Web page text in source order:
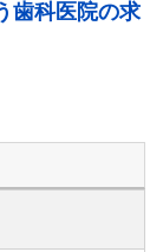
歯科医院の求